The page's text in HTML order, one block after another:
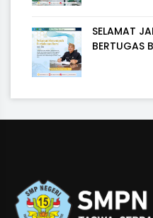
SELAMAT
BERTUGAS